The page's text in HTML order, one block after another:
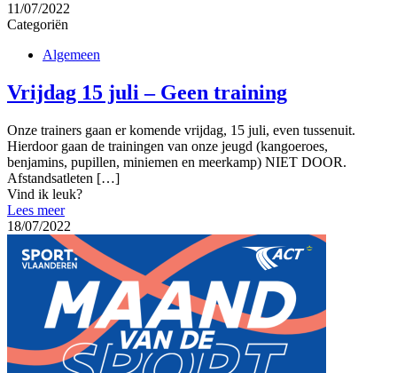
11/07/2022
Categoriën
Algemeen
Vrijdag 15 juli – Geen training
Onze trainers gaan er komende vrijdag, 15 juli, even tussenuit.
Hierdoor gaan de trainingen van onze jeugd (kangoeroes,
benjamins, pupillen, miniemen en meerkamp) NIET DOOR.
Afstandsatleten […]
Vind ik leuk?
Lees meer
18/07/2022